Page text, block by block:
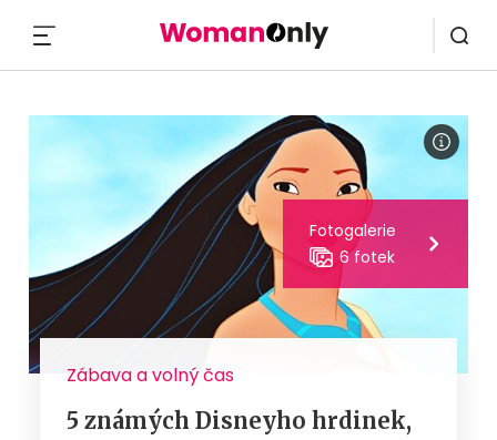
Fotogalerie
6 fotek
Zábava a volný čas
5 známých Disneyho hrdinek,